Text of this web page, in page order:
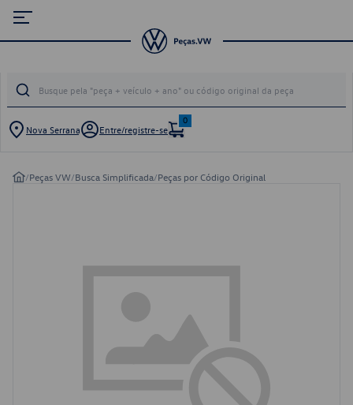
Nova Serrana Entre/registre-se
0
/Peças VW/Busca Simplificada/Peças por Código Original